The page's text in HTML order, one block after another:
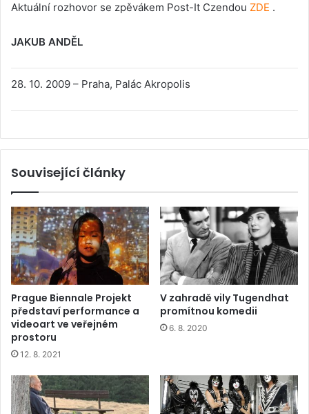
Aktuální rozhovor se zpěvákem Post-It Czendou ZDE .
JAKUB ANDĚL
28. 10. 2009 – Praha, Palác Akropolis
Související články
Prague Biennale Projekt
představí performance a
videoart ve veřejném
prostoru
12. 8. 2021
V zahradě vily Tugendhat
promítnou komedii
6. 8. 2020